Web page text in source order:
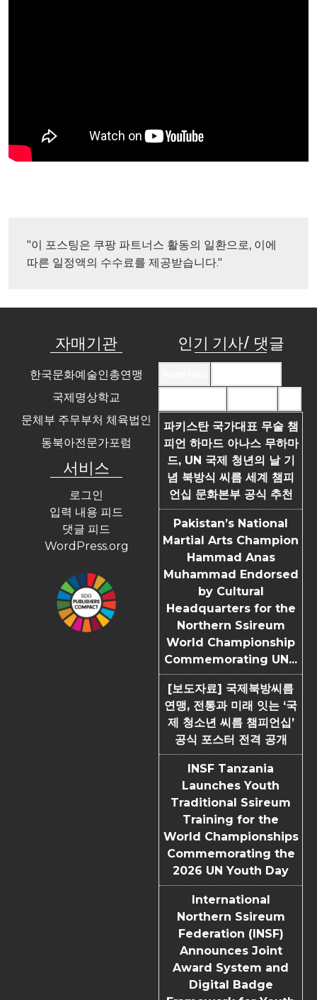
"이 포스팅은 쿠팡 파트너스 활동의 일환으로, 이에
따른 일정액의 수수료를 제공받습니다."
자매기관
한국문화예술인총연맹
국제명상학교
문체부 주무부처 체육법인
동북아전문가포럼
서비스
로그인
입력 내용 피드
댓글 피드
WordPress.org
인기 기사/ 댓글
파키스탄 국가대표 무술 챔
피언 하마드 아나스 무하마
드, UN 국제 청년의 날 기
념 북방식 씨름 세계 챔피
언십 문화본부 공식 추천
Pakistan’s National
Martial Arts Champion
Hammad Anas
Muhammad Endorsed
by Cultural
Headquarters for the
Northern Ssireum
World Championship
Commemorating UN...
[보도자료] 국제북방씨름
연맹, 전통과 미래 잇는 ‘국
제 청소년 씨름 챔피언십’
공식 포스터 전격 공개
INSF Tanzania
Launches Youth
Traditional Ssireum
Training for the
World Championships
Commemorating the
2026 UN Youth Day
International
Northern Ssireum
Federation (INSF)
Announces Joint
Award System and
Digital Badge